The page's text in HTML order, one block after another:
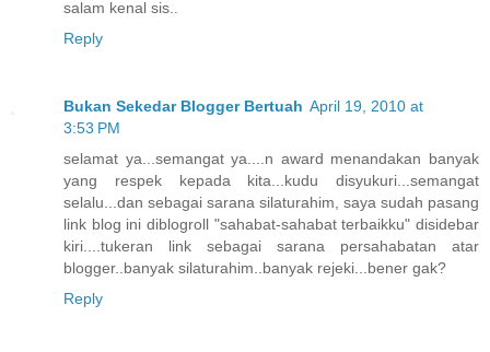
salam kenal sis..
Reply
Bukan Sekedar Blogger Bertuah April 19, 2010 at
3:53 PM
selamat ya...semangat ya....n award menandakan banyak
yang respek kepada kita...kudu disyukuri...semangat
selalu...dan sebagai sarana silaturahim, saya sudah pasang
link blog ini diblogroll "sahabat-sahabat terbaikku" disidebar
kiri....tukeran link sebagai sarana persahabatan atar
blogger..banyak silaturahim..banyak rejeki...bener gak?
Reply